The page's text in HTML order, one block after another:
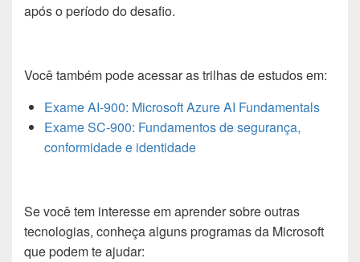
após o período do desafio.
Você também pode acessar as trilhas de estudos em:
Exame AI-900: Microsoft Azure AI Fundamentals
Exame SC-900: Fundamentos de segurança,
conformidade e identidade
Se você tem interesse em aprender sobre outras
tecnologias, conheça alguns programas da Microsoft
que podem te ajudar: